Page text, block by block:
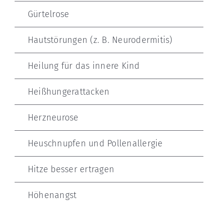
Gürtelrose
Hautstörungen (z. B. Neurodermitis)
Heilung für das innere Kind
Heißhungerattacken
Herzneurose
Heuschnupfen und Pollenallergie
Hitze besser ertragen
Höhenangst